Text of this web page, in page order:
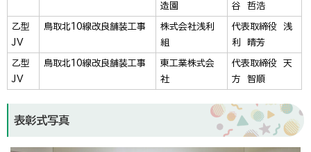
造園
谷 哲浩
乙型
JV
鳥取北10線改良舗装工事
株式会社浅利
組
代表取締役 浅
利 晴芳
乙型
JV
鳥取北10線改良舗装工事
東工業株式会
社
代表取締役 天
方 智順
表彰式写真